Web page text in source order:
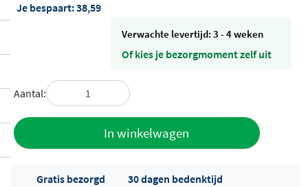
Je bespaart:38,59
Verwachte levertijd: 3 - 4 weken
Of kies je bezorgmoment zelf uit
Aantal:
In winkelwagen
Gratis bezorgd
30 dagen bedenktijd